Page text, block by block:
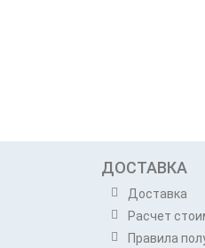
ДОСТАВКА
Доставка
Расчет
Правила